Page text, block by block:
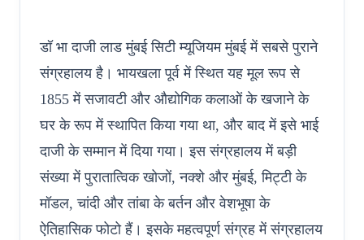
डॉ भा दाजी लाड मुंबई सिटी म्यूजियम मुंबई में सबसे पुराने
संग्रहालय है। भायखला पूर्व में स्थित यह मूल रूप से
1855 में सजावटी और औद्योगिक कलाओं के खजाने के
घर के रूप में स्थापित किया गया था, और बाद में इसे भाई
दाजी के सम्मान में दिया गया। इस संग्रहालय में बड़ी
संख्या में पुरातात्विक खोजों, नक्शे और मुंबई, मिट्टी के
मॉडल, चांदी और तांबा के बर्तन और वेशभूषा के
ऐतिहासिक फोटो हैं। इसके महत्वपूर्ण संग्रह में संग्रहालय